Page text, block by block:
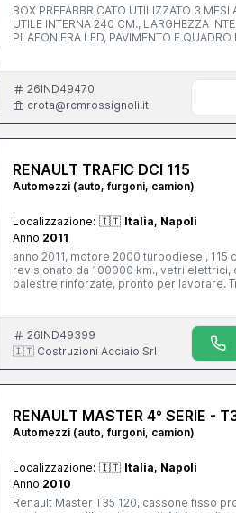
BOX PREFABBRICATO UTILIZZATO 3
UTILE INTERNA 240 CM., LARGHEZZA
PLAFONIERA LED, PAVIMENTO E
26IND49470
crota@rcmrossignoli.it
RENAULT TRAFIC DCI 115
Automezzi (auto, furgoni, camion)
Localizzazione: 🇮🇹 Italia, Napoli
Anno 2011
anno 2011, motore 2000 turbodiesel,
revisionato da 100000 km., vetri elettrici, chiusura centralizzata, gomme seminuove, completo di
balestre rinforzate, pronto per lavorare.
26IND49399
🇮🇹 Costruzioni Acciaio Srl
RENAULT MASTER 4° SERIE -
Automezzi (auto, furgoni, camion)
Localizzazione: 🇮🇹 Italia, Napoli
Anno 2010
Renault Master T35 120, cassone fisso